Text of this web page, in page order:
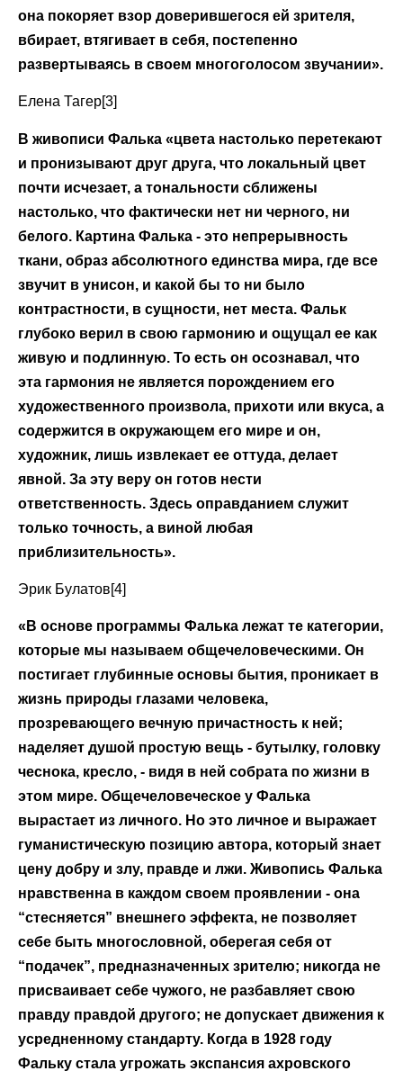
она покоряет взор доверившегося ей зрителя,
вбирает, втягивает в себя, постепенно
развертываясь в своем многоголосом звучании».
Елена Тагер[3]
В живописи Фалька «цвета настолько перетекают
и пронизывают друг друга, что локальный цвет
почти исчезает, а тональности сближены
настолько, что фактически нет ни черного, ни
белого. Картина Фалька - это непрерывность
ткани, образ абсолютного единства мира, где все
звучит в унисон, и какой бы то ни было
контрастности, в сущности, нет места. Фальк
глубоко верил в свою гармонию и ощущал ее как
живую и подлинную. То есть он осознавал, что
эта гармония не является порождением его
художественного произвола, прихоти или вкуса, а
содержится в окружающем его мире и он,
художник, лишь извлекает ее оттуда, делает
явной. За эту веру он готов нести
ответственность. Здесь оправданием служит
только точность, а виной любая
приблизительность».
Эрик Булатов[4]
«В основе программы Фалька лежат те категории,
которые мы называем общечеловеческими. Он
постигает глубинные основы бытия, проникает в
жизнь природы глазами человека,
прозревающего вечную причастность к ней;
наделяет душой простую вещь - бутылку, головку
чеснока, кресло, - видя в ней собрата по жизни в
этом мире. Общечеловеческое у Фалька
вырастает из личного. Но это личное и выражает
гуманистическую позицию автора, который знает
цену добру и злу, правде и лжи. Живопись Фалька
нравственна в каждом своем проявлении - она
“стесняется” внешнего эффекта, не позволяет
себе быть многословной, оберегая себя от
“подачек”, предназначенных зрителю; никогда не
присваивает себе чужого, не разбавляет свою
правду правдой другого; не допускает движения к
усредненному стандарту. Когда в 1928 году
Фальку стала угрожать экспансия ахровского